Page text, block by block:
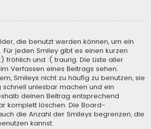
die benutzt werden können, um ein
Für jeden Smiley gibt es einen kurzen
fröhlich und :( traurig. Die Liste aller
Verfassen eines Beitrags sehen.
Smileys nicht zu häufig zu benutzen, sie
schnell unlesbar machen und ein
deinen Beitrag entsprechend
komplett löschen. Die Board-
die Anzahl der Smileys begrenzen, die
kannst.